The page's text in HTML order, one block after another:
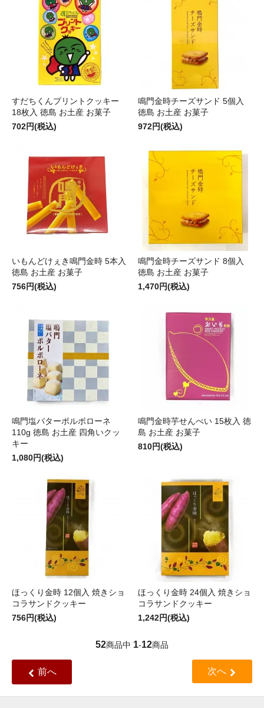
すだちくんプリントクッキー
18枚入 徳島 お土産 お菓子
702円(税込)
鳴門金時チーズサンド 5個入
徳島 お土産 お菓子
972円(税込)
いもんどけぇき鳴門金時 5本入
徳島 お土産 お菓子
756円(税込)
鳴門金時チーズサンド 8個入
徳島 お土産 お菓子
1,470円(税込)
鳴門塩バターポルボローネ
110g 徳島 お土産 四角いクッ
キー
1,080円(税込)
鳴門金時芋せんべい 15枚入 徳
島 お土産 お菓子
810円(税込)
ほっくり金時 12個入 焼きショ
コラサンドクッキー
756円(税込)
ほっくり金時 24個入 焼きショ
コラサンドクッキー
1,242円(税込)
52商品中 1-12商品
前へ 次へ